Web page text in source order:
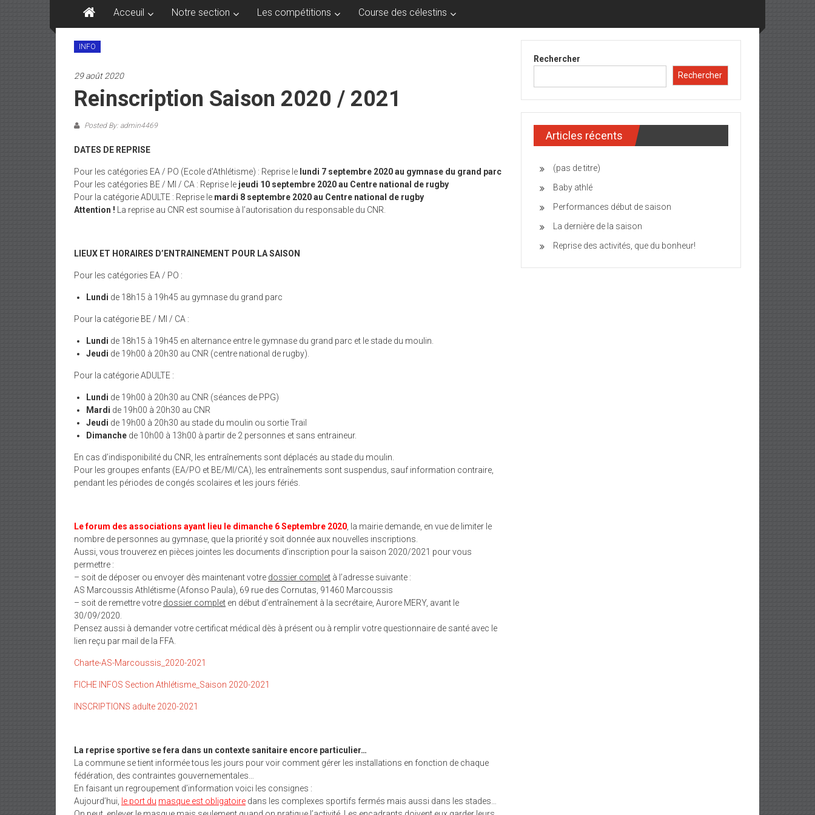
Acceuil Notre section Les compétitions Course des célestins
INFO
29 août 2020
Reinscription Saison 2020 / 2021
Posted By: admin4469
DATES DE REPRISE
Pour les catégories EA / PO (Ecole d’Athlétisme) : Reprise le lundi 7 septembre 2020 au gymnase du grand parc
Pour les catégories BE / MI / CA : Reprise le jeudi 10 septembre 2020 au Centre national de rugby
Pour la catégorie ADULTE : Reprise le mardi 8 septembre 2020 au Centre national de rugby
Attention !
La reprise au CNR est soumise à l’autorisation du responsable du CNR.
LIEUX ET HORAIRES D’ENTRAINEMENT POUR LA SAISON
Pour les catégories EA / PO :
Lundi de 18h15 à 19h45 au gymnase du grand parc
Pour la catégorie BE / MI / CA :
Lundi de 18h15 à 19h45 en alternance entre le gymnase du grand parc et le stade du moulin.
Jeudi de 19h00 à 20h30 au CNR (centre national de rugby).
Pour la catégorie ADULTE :
Lundi de 19h00 à 20h30 au CNR (séances de PPG)
Mardi de 19h00 à 20h30 au CNR
Jeudi de 19h00 à 20h30 au stade du moulin ou sortie Trail
Dimanche de 10h00 à 13h00 à partir de 2 personnes et sans entraineur.
En cas d’indisponibilité du CNR, les entraînements sont déplacés au stade du moulin.
Pour les groupes enfants (EA/PO et BE/MI/CA), les entraînements sont suspendus, sauf information contraire,
pendant les périodes de congés scolaires et les jours fériés.
Le forum des associations ayant lieu le dimanche 6 Septembre 2020 , la mairie demande, en vue de limiter le
nombre de personnes au gymnase, que la priorité y soit donnée aux nouvelles inscriptions.
Aussi, vous trouverez en pièces jointes les documents d’inscription pour la saison 2020/2021 pour vous
permettre :
– soit de déposer ou envoyer dès maintenant votre dossier complet à l’adresse suivante :
AS Marcoussis Athlétisme (Afonso Paula), 69 rue des Cornutas, 91460 Marcoussis
– soit de remettre votre dossier complet en début d’entraînement à la secrétaire, Aurore MERY, avant le
30/09/2020.
Pensez aussi à demander votre certificat médical dès à présent ou à remplir votre questionnaire de santé avec le
lien reçu par mail de la FFA.
Charte-AS-Marcoussis_2020-2021
FICHE INFOS Section Athlétisme_Saison 2020-2021
INSCRIPTIONS adulte 2020-2021
La reprise sportive se fera dans un contexte sanitaire encore particulier…
La commune se tient informée tous les jours pour voir comment gérer les installations en fonction de chaque
fédération, des contraintes gouvernementales…
En faisant un regroupement d’information voici les consignes :
Aujourd’hui,
le port du masque est obligatoire dans les complexes sportifs fermés mais aussi dans les stades…
Rechercher
Rechercher
Articles récents
(pas de titre)
Baby athlé
Performances début de saison
La dernière de la saison
Reprise des activités, que du bonheur!